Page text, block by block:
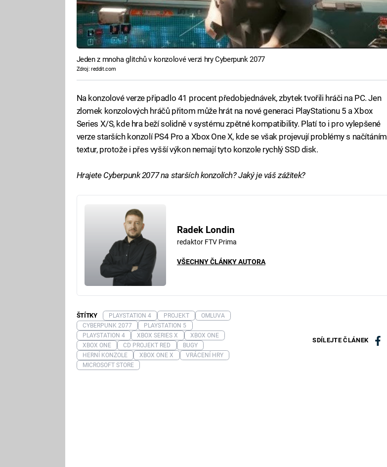
Jeden z mnoha glitchů v konzolové verzi hry Cyberpunk 2077
Zdroj: reddit.com
Na konzolové verze připadlo 41 procent předobjednávek, zbytek tvořili hráči na PC. Jen
zlomek konzolových hráčů přitom může hrát na nové generaci PlayStationu 5 a Xbox
Series X/S, kde hra beží solidně v systému zpětné kompatibility. Platí to i pro vylepšené
verze starších konzolí PS4 Pro a Xbox One X, kde se však projevují problémy s načítáním
textur, protože i přes vyšší výkon nemají tyto konzole rychlý SSD disk.
Hrajete Cyberpunk 2077 na starších konzolích? Jaký je váš zážitek?
Radek Londin
redaktor FTV Prima
VŠECHNY ČLÁNKY AUTORA
SDÍLEJTE ČLÁNEK
ŠTÍTKY PLAYSTATION 4 PROJEKT
OMLUVA
CYBERPUNK 2077
PLAYSTATION 5
PLAYSTATION 4
XBOX SERIES X
XBOX ONE
XBOX ONE
CD PROJEKT RED
BUGY
HERNÍ KONZOLE
XBOX ONE X
VRÁCENÍ HRY
MICROSOFT STORE